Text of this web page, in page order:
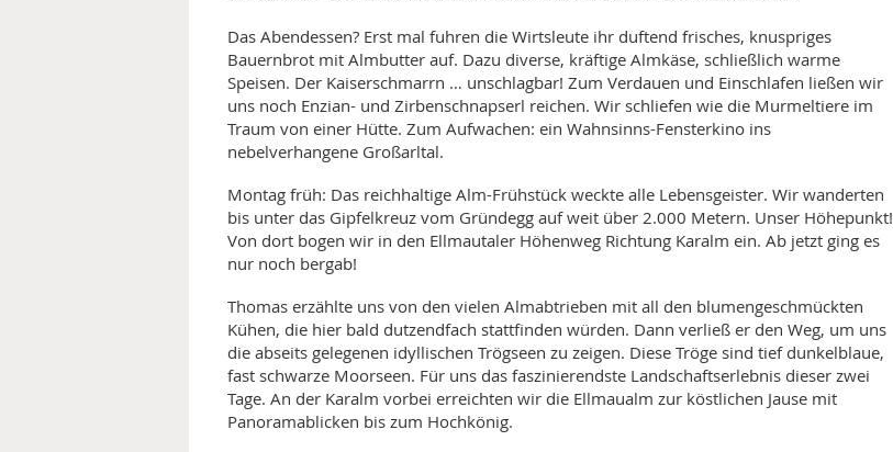
Das Abendessen? Erst mal fuhren die Wirtsleute ihr duftend frisches, knuspriges
Bauernbrot mit Almbutter auf. Dazu diverse, kräftige Almkäse, schließlich warme
Speisen. Der Kaiserschmarrn … unschlagbar! Zum Verdauen und Einschlafen ließen wir
uns noch Enzian- und Zirbenschnapserl reichen. Wir schliefen wie die Murmeltiere im
Traum von einer Hütte. Zum Aufwachen: ein Wahnsinns-Fensterkino ins
nebelverhangene Großarltal.
Montag früh: Das reichhaltige Alm-Frühstück weckte alle Lebensgeister. Wir wanderten
bis unter das Gipfelkreuz vom Gründegg auf weit über 2.000 Metern. Unser Höhepunkt!
Von dort bogen wir in den Ellmautaler Höhenweg Richtung Karalm ein. Ab jetzt ging es
nur noch bergab!
Thomas erzählte uns von den vielen Almabtrieben mit all den blumengeschmückten
Kühen, die hier bald dutzendfach stattfinden würden. Dann verließ er den Weg, um uns
die abseits gelegenen idyllischen Trögseen zu zeigen. Diese Tröge sind tief dunkelblaue,
fast schwarze Moorseen. Für uns das faszinierendste Landschaftserlebnis dieser zwei
Tage. An der Karalm vorbei erreichten wir die Ellmaualm zur köstlichen Jause mit
Panoramablicken bis zum Hochkönig.